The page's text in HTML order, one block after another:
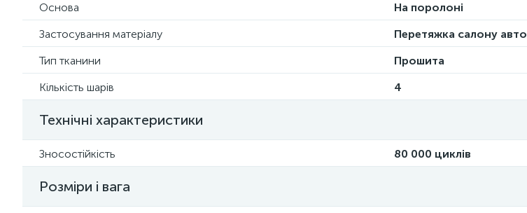
Основа
На поролоні
Застосування матеріалу
Перетяжка салону авто
Тип тканини
Прошита
Кількість шарів
4
Технічні характеристики
Зносостійкість 80 000 циклів
Розміри і вага